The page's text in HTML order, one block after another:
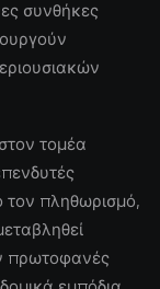
συνθήκες
τομέα
πληθωρισμό,
πρωτοφανές